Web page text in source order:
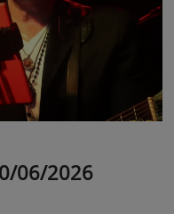
06/2026